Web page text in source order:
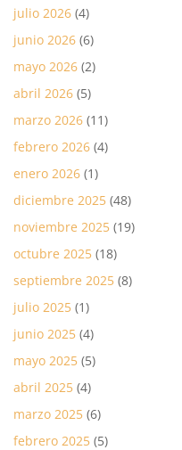
julio 2026 (4)
junio 2026 (6)
mayo 2026 (2)
abril 2026 (5)
marzo 2026 (11)
febrero 2026 (4)
enero 2026 (1)
diciembre 2025 (48)
noviembre 2025 (19)
octubre 2025 (18)
septiembre 2025 (8)
julio 2025 (1)
junio 2025 (4)
mayo 2025 (5)
abril 2025 (4)
marzo 2025 (6)
febrero 2025 (5)